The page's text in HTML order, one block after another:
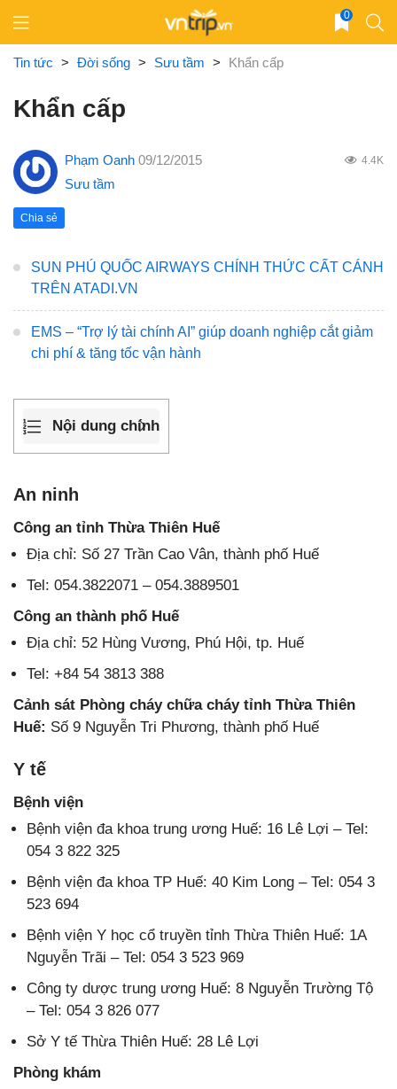
content
0
Tin tức > Đời sống > Sưu tầm > Khẩn cấp
Khẩn cấp
Phạm Oanh 09/12/2015 4.4K
Sưu tầm
Chia sẻ
SUN PHÚ QUỐC AIRWAYS CHÍNH THỨC CẤT CÁNH
TRÊN ATADI.VN
EMS – “Trợ lý tài chính AI” giúp doanh nghiệp cắt giảm
chi phí & tăng tốc vận hành
Nội dung chính
An ninh
Công an tỉnh Thừa Thiên Huế
Địa chỉ: Số 27 Trần Cao Vân, thành phố Huế
Tel: 054.3822071 – 054.3889501
Công an thành phố Huế
Địa chỉ: 52 Hùng Vương, Phú Hội, tp. Huế
Tel: +84 54 3813 388
Cảnh sát Phòng cháy chữa cháy tỉnh Thừa Thiên
Huế: Số 9 Nguyễn Tri Phương, thành phố Huế
Y tế
Bệnh viện
Bệnh viện đa khoa trung ương Huế: 16 Lê Lợi – Tel:
054 3 822 325
Bệnh viện đa khoa TP Huế: 40 Kim Long – Tel: 054 3
523 694
Bệnh viện Y học cổ truyền tỉnh Thừa Thiên Huế: 1A
Nguyễn Trãi – Tel: 054 3 523 969
Công ty dược trung ương Huế: 8 Nguyễn Trường Tộ
– Tel: 054 3 826 077
Sở Y tế Thừa Thiên Huế: 28 Lê Lợi
Phòng khám